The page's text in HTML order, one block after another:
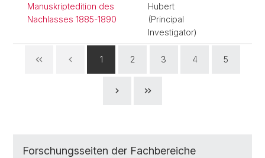
Manuskriptedition des
Nachlasses 1885-1890
Hubert
(Principal
Investigator)
1 2 3 4 5
Forschungsseiten der Fachbereiche